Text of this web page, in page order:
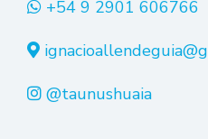
+54 9 2901 606766
@taunushuaia